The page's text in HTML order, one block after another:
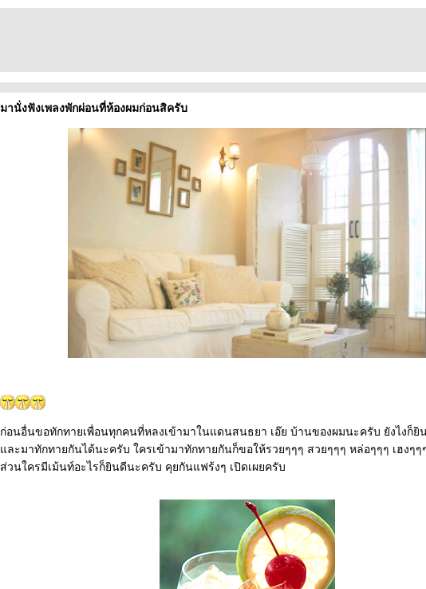
มานั่งฟังเพลงพักผ่อนที่ห้องผมก่อนสิครับ
ก่อนอื่นขอทักทายเพื่อนทุกคนที่หลงเข้ามาในแดนสนธยา เอ๊ย บ้านของผมนะครับ ยังไงก็ยิ
ละมาทักทายกันได้นะครับ ใครเข้ามาทักทายกันก็ขอให้รวยๆๆๆ สวยๆๆๆ หล่อๆๆๆ เฮงๆ
ส่วนใครมีเม้นท์อะไรก็ยินดีนะครับ คุยกันแฟร้งๆ เปิดเผยครับ